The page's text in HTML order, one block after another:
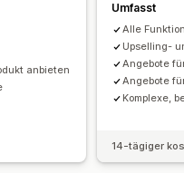
anbieten
Umfasst
Alle
Upselling-
Angebote
Angebote
Komplexe,
14-tägiger